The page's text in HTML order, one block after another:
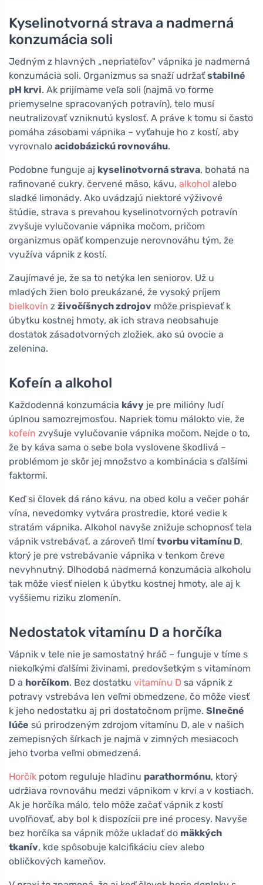
Kyselinotvorná strava a nadmerná
konzumácia soli
Jedným z hlavných „nepriateľov" vápnika je nadmerná
konzumácia soli. Organizmus sa snaží udržaťstabilné
pH krvi. Ak prijímame veľa soli (najmä vo forme
priemyselne spracovaných potravín), telo musí
neutralizovať vzniknutú kyslosť. A práve k tomu si často
pomáha zásobami vápnika – vyťahuje ho z kostí, aby
vyrovnalo acidobázickú rovnováhu.
Podobne funguje aj kyselinotvorná strava, bohatá na
rafinované cukry, červené mäso, kávu, alkohol alebo
sladké limonády. Ako uvádzajú niektoré výživové
štúdie, strava s prevahou kyselinotvorných potravín
zvyšuje vylučovanie vápnika močom, pričom
organizmus opäť kompenzuje nerovnováhu tým, že
využíva vápnik z kostí.
Zaujímavé je, že sa to netýka len seniorov. Už u
mladých žien bolo preukázané, že vysoký príjem
bielkovín z živočíšnych zdrojov môže prispievať k
úbytku kostnej hmoty, ak ich strava neobsahuje
dostatok zásadotvorných zložiek, ako sú ovocie a
zelenina.
Kofeín a alkohol
Každodenná konzumácia kávy je pre milióny ľudí
úplnou samozrejmosťou. Napriek tomu málokto vie, že
kofeín zvyšuje vylučovanie vápnika močom. Nejde o to,
že by káva sama o sebe bola vyslovene škodlivá –
problémom je skôr jej množstvo a kombinácia s ďalšími
faktormi.
Keď si človek dá ráno kávu, na obed kolu a večer pohár
vína, nevedomky vytvára prostredie, ktoré vedie k
stratám vápnika. Alkohol navyše znižuje schopnosť tela
vápnik vstrebávať, a zároveň tlmítvorbu vitamínu D,
ktorý je pre vstrebávanie vápnika v tenkom čreve
nevyhnutný. Dlhodobá nadmerná konzumácia alkoholu
tak môže viesť nielen k úbytku kostnej hmoty, ale aj k
vyššiemu riziku zlomenín.
Nedostatok vitamínu D a horčíka
Vápnik v tele nie je samostatný hráč – funguje v tíme s
niekoľkými ďalšími živinami, predovšetkým s vitamínom
D a horčíkom. Bez dostatku vitamínu D sa vápnik z
potravy vstrebáva len veľmi obmedzene, čo môže viesť
k jeho nedostatku aj pri dostatočnom príjme. Slnečné
lúče sú prirodzeným zdrojom vitamínu D, ale v našich
zemepisných šírkach je najmä v zimných mesiacoch
jeho tvorba veľmi obmedzená.
Horčík potom reguluje hladinu parathormónu, ktorý
udržiava rovnováhu medzi vápnikom v krvi a v kostiach.
Ak je horčíka málo, telo môže začať vápnik z kostí
uvoľňovať, aby bol k dispozícii pre iné procesy. Navyše
bez horčíka sa vápnik môže ukladať do mäkkých
tkanív, kde spôsobuje kalcifikáciu ciev alebo
obličkových kameňov.